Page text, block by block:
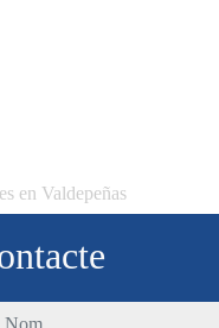
en Valdepeñas
nom